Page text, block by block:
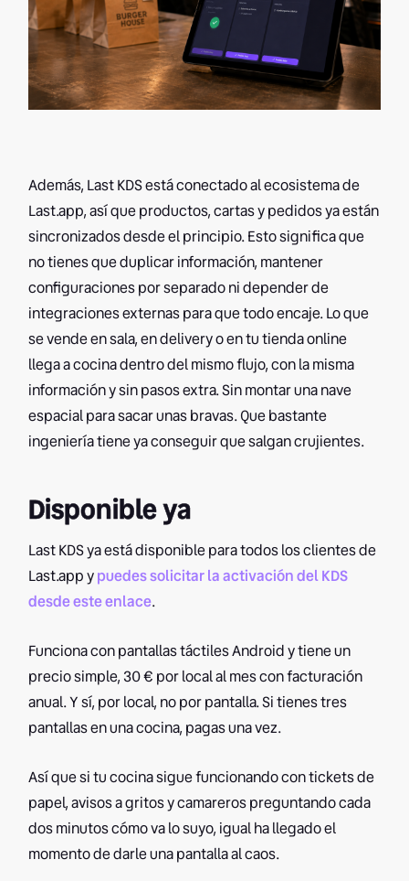
Además, Last KDS está conectado al ecosistema de
Last.app, así que productos, cartas y pedidos ya están
sincronizados desde el principio. Esto significa que
no tienes que duplicar información, mantener
configuraciones por separado ni depender de
integraciones externas para que todo encaje. Lo que
se vende en sala, en delivery o en tu tienda online
llega a cocina dentro del mismo flujo, con la misma
información y sin pasos extra. Sin montar una nave
espacial para sacar unas bravas. Que bastante
ingeniería tiene ya conseguir que salgan crujientes.
Disponible ya
Last KDS ya está disponible para todos los clientes de
Last.app ypuedes solicitar la activación del KDS
desde este enlace.
Funciona con pantallas táctiles Android y tiene un
precio simple, 30 € por local al mes con facturación
anual. Y sí, por local, no por pantalla. Si tienes tres
pantallas en una cocina, pagas una vez.
Así que si tu cocina sigue funcionando con tickets de
papel, avisos a gritos y camareros preguntando cada
dos minutos cómo va lo suyo, igual ha llegado el
momento de darle una pantalla al caos.